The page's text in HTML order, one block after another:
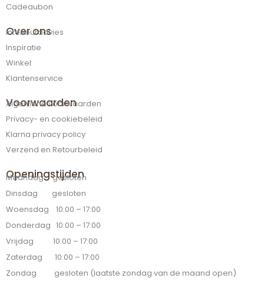
Cadeaubon
Over ons
Interieuradvies
Inspiratie
Winkel
Klantenservice
Voorwaarden
Algemene voorwaarden
Privacy- en cookiebeleid
Klarna privacy policy
Verzend en Retourbeleid
Openingstijden
Maandag gesloten
Dinsdag gesloten
Woensdag 10:00 – 17:00
Donderdag 10:00 – 17:00
Vrijdag 10:00 – 17:00
Zaterdag 10:00 – 17:00
Zondag gesloten (laatste zondag van de maand open)